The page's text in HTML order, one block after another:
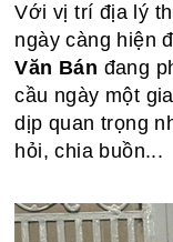
Với vị trí địa lý
ngày càng hiện
Văn Bán đang
cầu ngày một
dịp quan trọng
hỏi, chia buồn...